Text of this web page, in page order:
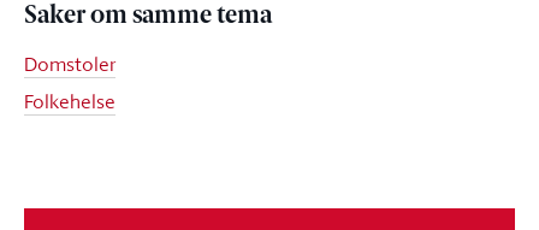
Saker om samme tema
Domstoler
Folkehelse